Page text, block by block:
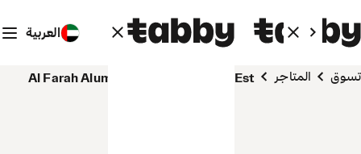
العربية
تسوق المتاجر Al Farah Aluminium & Glass Works Est